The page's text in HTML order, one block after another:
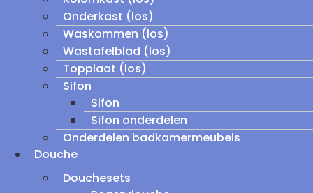
Onderkast (los)
Waskommen (los)
Wastafelblad (los)
Topplaat (los)
Sifon
Sifon
Sifon onderdelen
Onderdelen badkamermeubels
Douche
Douchesets